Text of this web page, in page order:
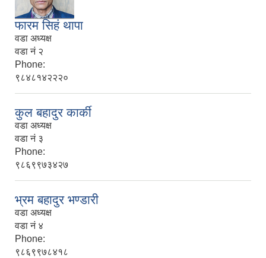
फारम सिहं थापा
वडा अध्यक्ष
वडा नं २
Phone:
९८४८१४२२२०
कुल बहादुर कार्की
वडा अध्यक्ष
वडा नं ३
Phone:
९८६९९७३४२७
भ्रम बहादुर भण्डारी
वडा अध्यक्ष
वडा नं ४
Phone:
९८६९९७८४१८